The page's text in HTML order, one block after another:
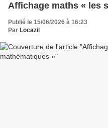
Affichage maths « les
Publié le 15/06/2026 à 16:23
Par Locazil